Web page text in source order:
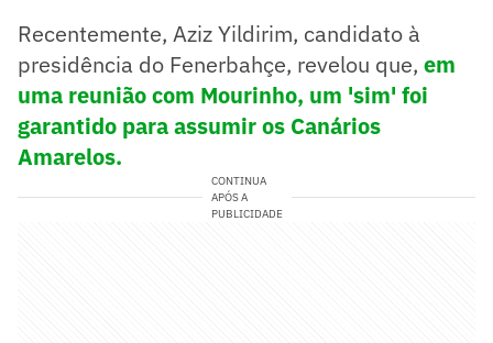
Recentemente, Aziz Yildirim, candidato à
presidência do Fenerbahçe, revelou que, em
uma reunião com Mourinho, um 'sim' foi
garantido para assumir os Canários
Amarelos.
CONTINUA
APÓS A
PUBLICIDADE